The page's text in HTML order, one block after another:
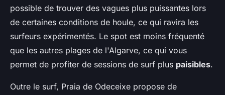
possible de trouver des vagues plus puissantes lors
de certaines conditions de houle, ce qui ravira les
surfeurs expérimentés. Le spot est moins fréquenté
que les autres plages de l'Algarve, ce qui vous
permet de profiter de sessions de surf plus paisibles.
Outre le surf, Praia de Odeceixe propose de